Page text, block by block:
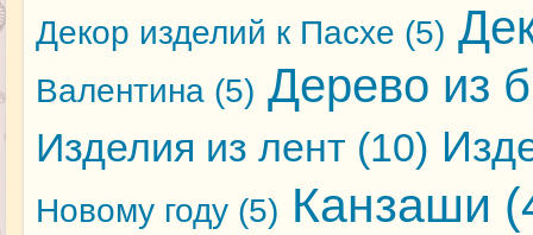
Декор изделий к Пасхе (5)
Валентина(5) Дерево из
Изделия из лент (10)
Новому году(5) Канзаши